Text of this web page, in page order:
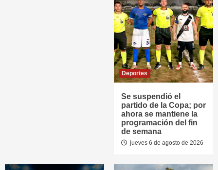
Deportes
Se suspendió el
partido de la Copa; por
ahora se mantiene la
programación del fin
de semana
jueves 6 de agosto de 2026